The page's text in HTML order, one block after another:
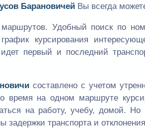
Барановичей Вы всегда
маршрутов. Удобный поиск по
курсирования
первый и последний
составлено с учетом
время на одном маршруте
на работу, учебу, домой.
задержки транспорта и